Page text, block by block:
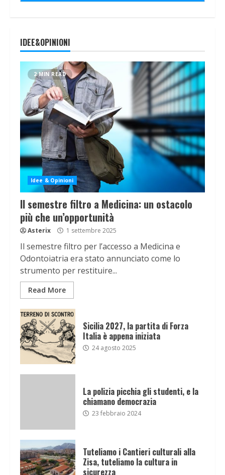
IDEE&OPINIONI
2 MIN READ
Idee & Opinioni
Il semestre filtro a Medicina: un ostacolo
più che un’opportunità
Asterix 1 settembre 2025
Il semestre filtro per l’accesso a Medicina e
Odontoiatria era stato annunciato come lo
strumento per restituire...
Read More
Sicilia 2027, la partita di Forza
Italia è appena iniziata
24 agosto 2025
La polizia picchia gli studenti, e la
chiamano democrazia
23 febbraio 2024
Tuteliamo i Cantieri culturali alla
Zisa, tuteliamo la cultura in
sicurezza